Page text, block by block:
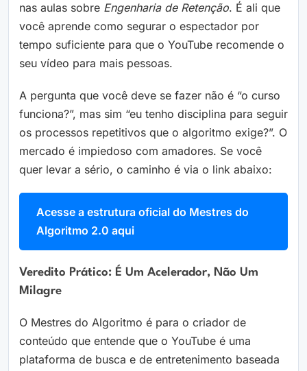
nas aulas sobre Engenharia de Retenção. É ali que
você aprende como segurar o espectador por
tempo suficiente para que o YouTube recomende o
seu vídeo para mais pessoas.
A pergunta que você deve se fazer não é “o curso
funciona?”, mas sim “eu tenho disciplina para seguir
os processos repetitivos que o algoritmo exige?”. O
mercado é impiedoso com amadores. Se você
quer levar a sério, o caminho é via o link abaixo:
Acesse a estrutura oficial do Mestres do
Algoritmo 2.0 aqui
Veredito Prático: É Um Acelerador, Não Um
Milagre
O Mestres do Algoritmo é para o criador de
conteúdo que entende que o YouTube é uma
plataforma de busca e de entretenimento baseada